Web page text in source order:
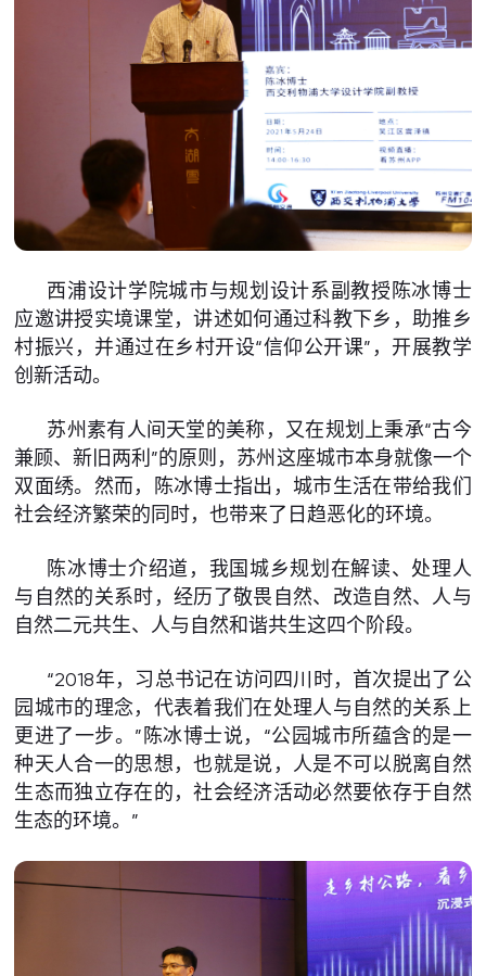
西浦设计学院城市与规划设计系副教授陈冰博士
应邀讲授实境课堂，讲述如何通过科教下乡，助推乡
村振兴，并通过在乡村开设“信仰公开课”，开展教学
创新活动。
苏州素有人间天堂的美称，又在规划上秉承“古今
兼顾、新旧两利”的原则，苏州这座城市本身就像一个
双面绣。然而，陈冰博士指出，城市生活在带给我们
社会经济繁荣的同时，也带来了日趋恶化的环境。
陈冰博士介绍道，我国城乡规划在解读、处理人
与自然的关系时，经历了敬畏自然、改造自然、人与
自然二元共生、人与自然和谐共生这四个阶段。
“2018年，习总书记在访问四川时，首次提出了公
园城市的理念，代表着我们在处理人与自然的关系上
更进了一步。”陈冰博士说，“公园城市所蕴含的是一
种天人合一的思想，也就是说，人是不可以脱离自然
生态而独立存在的，社会经济活动必然要依存于自然
生态的环境。”